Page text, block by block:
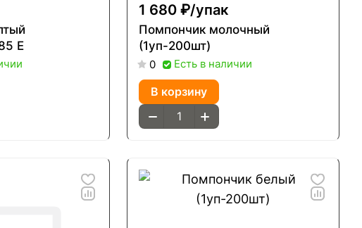
Е
1 680 ₽/упак
Помпончик молочный
(1уп-200шт)
0 Есть в наличии
В корзину